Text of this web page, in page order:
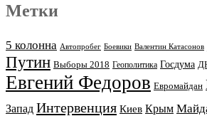
Метки
5 колонна Автопробег Боевики Валентин Катасонов
Путин Выборы 2018 Геополитика Госдума
Евгений Федоров Евромайдан
Запад Интервенция Киев Крым